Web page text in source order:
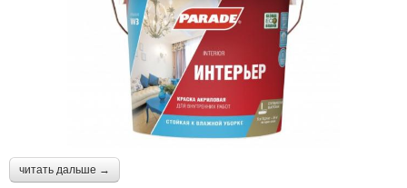
читать дальше →